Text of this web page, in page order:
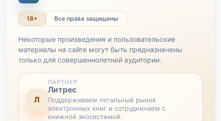
18+ Все права защищены
Некоторые произведения и пользовательские
материалы на сайте могут быть предназначены
только для совершеннолетней аудитории.
Л
ПАРТНЕР
Литрес
Поддерживаем легальный рынок
электронных книг и сотрудничаем с
книжной экосистемой.